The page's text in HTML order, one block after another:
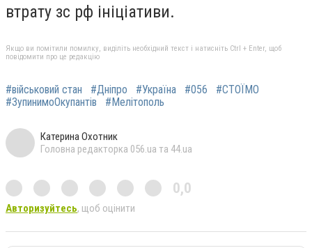
втрату зс рф ініціативи.
Якщо ви помітили помилку, виділіть необхідний текст і натисніть Ctrl + Enter, щоб
повідомити про це редакцію
#військовий стан #Дніпро #Україна #056
#СТОЇМО
#ЗупинимоОкупантів
#Мелітополь
Катерина Охотник
Головна редакторка 056.ua та 44.ua
0,0
Авторизуйтесь, щоб оцінити